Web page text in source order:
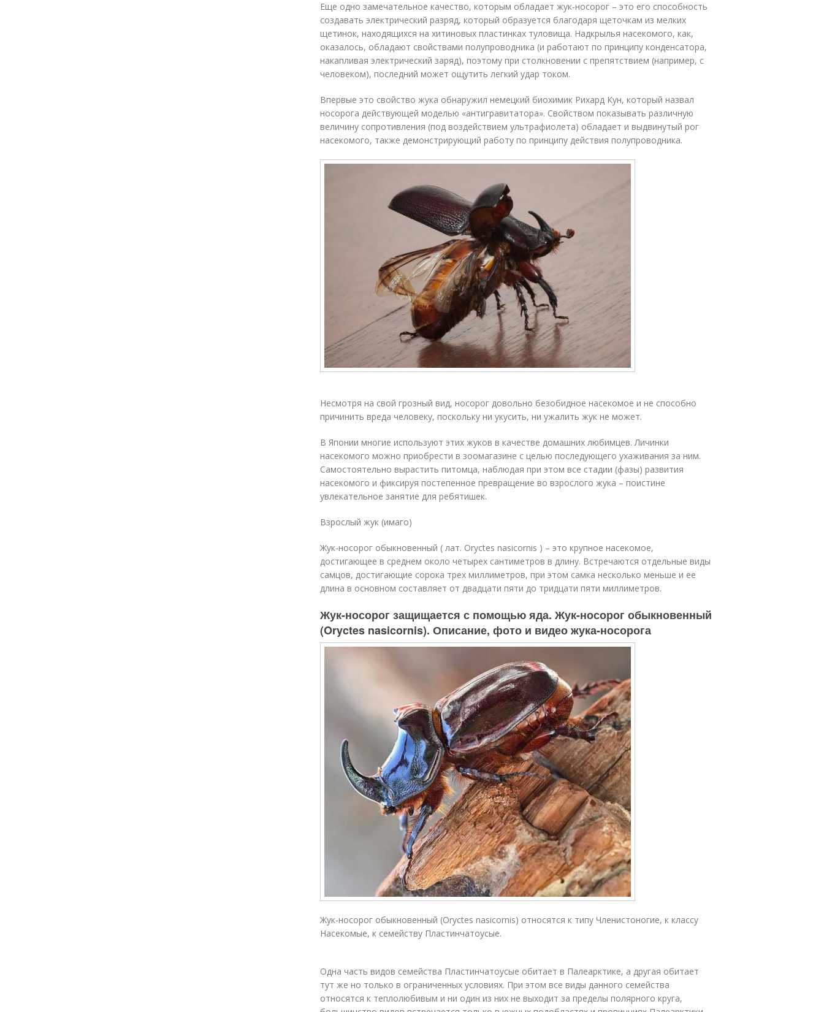
Еще одно замечательное качество, которым обладает жук-носорог – это его способность
создавать электрический разряд, который образуется благодаря щеточкам из мелких
щетинок, находящихся на хитиновых пластинках туловища. Надкрылья насекомого, как,
оказалось, обладают свойствами полупроводника (и работают по принципу конденсатора,
накапливая электрический заряд), поэтому при столкновении с препятствием (например, с
человеком), последний может ощутить легкий удар током.
Впервые это свойство жука обнаружил немецкий биохимик Рихард Кун, который назвал
носорога действующей моделью «антигравитатора». Свойством показывать различную
величину сопротивления (под воздействием ультрафиолета) обладает и выдвинутый рог
насекомого, также демонстрирующий работу по принципу действия полупроводника.
Несмотря на свой грозный вид, носорог довольно безобидное насекомое и не способно
причинить вреда человеку, поскольку ни укусить, ни ужалить жук не может.
В Японии многие используют этих жуков в качестве домашних любимцев. Личинки
насекомого можно приобрести в зоомагазине с целью последующего ухаживания за ним.
Самостоятельно вырастить питомца, наблюдая при этом все стадии (фазы) развития
насекомого и фиксируя постепенное превращение во взрослого жука – поистине
увлекательное занятие для ребятишек.
Взрослый жук (имаго)
Жук-носорог обыкновенный ( лат. Oryctes nasicornis ) – это крупное насекомое,
достигающее в среднем около четырех сантиметров в длину. Встречаются отдельные виды
самцов, достигающие сорока трех миллиметров, при этом самка несколько меньше и ее
длина в основном составляет от двадцати пяти до тридцати пяти миллиметров.
Жук-носорог защищается с помощью яда. Жук-носорог обыкновенный
(Oryctes nasicornis). Описание, фото и видео жука-носорога
Жук-носорог обыкновенный (Oryctes nasicornis) относятся к типу Членистоногие, к классу
Насекомые, к семейству Пластинчатоусые.
Одна часть видов семейства Пластинчатоусые обитает в Палеарктике, а другая обитает
тут же но только в ограниченных условиях. При этом все виды данного семейства
относятся к теплолюбивым и ни один из них не выходит за пределы полярного круга,